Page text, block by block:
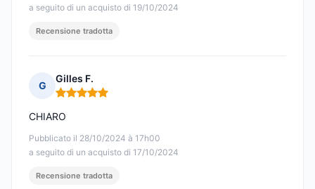
a seguito di un acquisto di 19/10/2024
Recensione tradotta
G
Gilles F.
Nota: 5 su 5
Pubblicato il 28/10/2024 à 17h00
a seguito di un acquisto di 17/10/2024
CHIARO
Recensione tradotta